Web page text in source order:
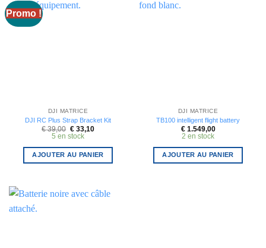
Promo !
DJI MATRICE
DJI RC Plus Strap Bracket Kit
€39,00 Le
prix
était :
€ 39,00.
€33,10Le
est :
€ 33,10.
5 en stock
AJOUTER AU PANIER
DJI MATRICE
TB100 intelligent flight battery
€1.549,00
2 en stock
AJOUTER AU PANIER